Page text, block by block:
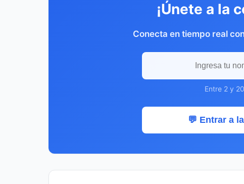
¡Únete a la
Conecta en tiempo real
Entre 2 y
💬 Entrar a